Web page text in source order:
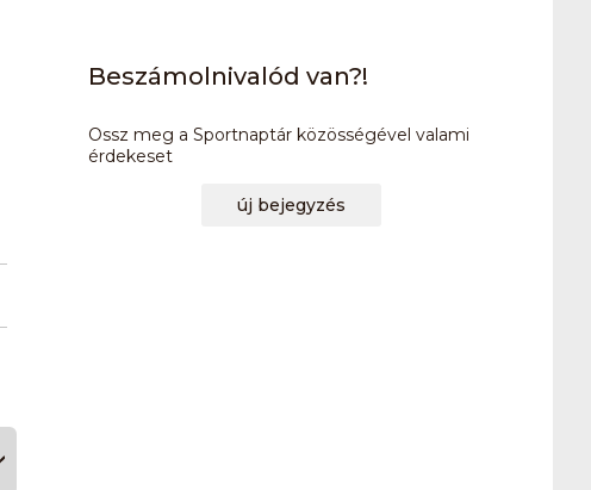
Beszámolnivalód van?!
Ossz meg a Sportnaptár közösségével valami
érdekeset
új bejegyzés